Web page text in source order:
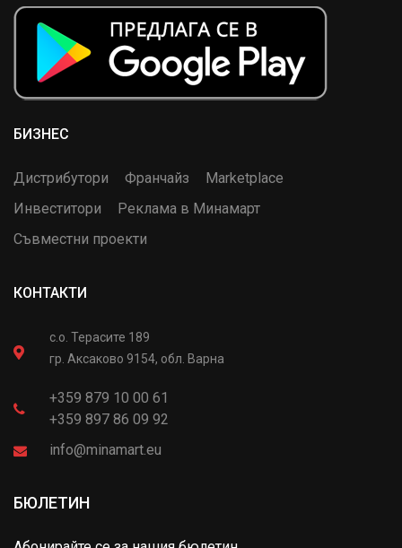
БИЗНЕС
Дистрибутори Франчайз
Marketplace
Инвеститори
Реклама в Минамарт
Съвместни проекти
КОНТАКТИ
с.о. Терасите 189
гр. Аксаково 9154, обл. Варна
+359 879 10 00 61
+359 897 86 09 92
info@minamart.eu
БЮЛЕТИН